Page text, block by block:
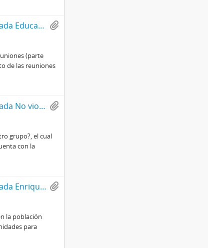
Solidaridad: Compromiso con la verdad, núm., 151, año 7. Edición titulada Educación, un camino de contrastes
(parte
de las reuniones
Solidaridad: Compromiso con la verdad, núm., 153, año 7. Edición titulada No violencia activa: desafío para valientes
grupo?, el cual
con la
Solidaridad: Compromiso con la verdad, núm., 154, año 7. Edición titulada Enrique Alvear: un pastor como Dios manda
la población
para